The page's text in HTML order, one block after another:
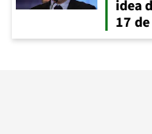
idea
17